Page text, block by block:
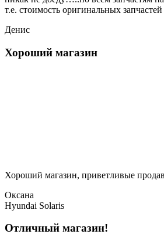
т.е. стоимость оригинальных
Денис
Хороший магазин
Хороший магазин, приветливые
Оксана
Hyundai Solaris
Отличный магазин!